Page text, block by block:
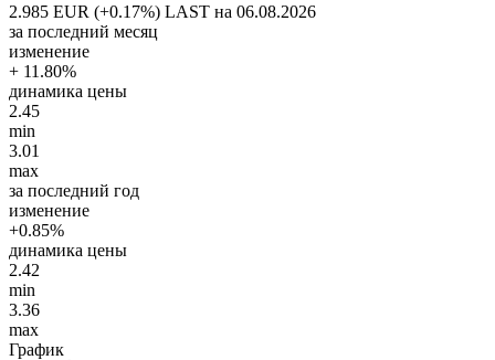
2.985 EUR (+0.17%) LAST на 06.08.2026
за последний месяц
изменение
+ 11.80%
динамика цены
2.45
min
3.01
max
за последний год
изменение
+0.85%
динамика цены
2.42
min
3.36
max
График